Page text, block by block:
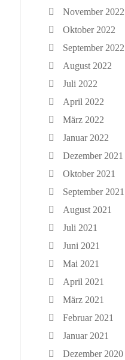
November 2022
Oktober 2022
September 2022
August 2022
Juli 2022
April 2022
März 2022
Januar 2022
Dezember 2021
Oktober 2021
September 2021
August 2021
Juli 2021
Juni 2021
Mai 2021
April 2021
März 2021
Februar 2021
Januar 2021
Dezember 2020